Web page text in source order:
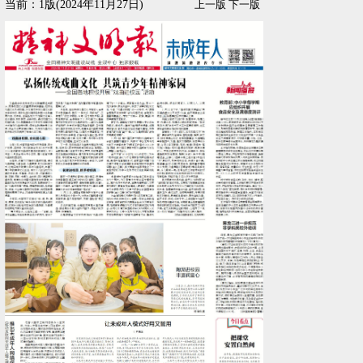
当前：1版(2024年11月27日) 上一版 下一版